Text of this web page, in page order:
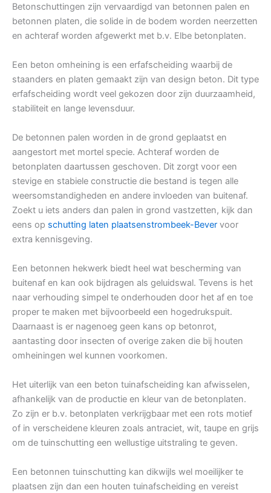
Betonschuttingen zijn vervaardigd van betonnen palen en
betonnen platen, die solide in de bodem worden neerzetten
en achteraf worden afgewerkt met b.v. Elbe betonplaten.
Een beton omheining is een erfafscheiding waarbij de
staanders en platen gemaakt zijn van design beton. Dit type
erfafscheiding wordt veel gekozen door zijn duurzaamheid,
stabiliteit en lange levensduur.
De betonnen palen worden in de grond geplaatst en
aangestort met mortel specie. Achteraf worden de
betonplaten daartussen geschoven. Dit zorgt voor een
stevige en stabiele constructie die bestand is tegen alle
weersomstandigheden en andere invloeden van buitenaf.
Zoekt u iets anders dan palen in grond vastzetten, kijk dan
eens op schutting laten plaatsenstrombeek-Bever voor
extra kennisgeving.
Een betonnen hekwerk biedt heel wat bescherming van
buitenaf en kan ook bijdragen als geluidswal. Tevens is het
naar verhouding simpel te onderhouden door het af en toe
proper te maken met bijvoorbeeld een hogedrukspuit.
Daarnaast is er nagenoeg geen kans op betonrot,
aantasting door insecten of overige zaken die bij houten
omheiningen wel kunnen voorkomen.
Het uiterlijk van een beton tuinafscheiding kan afwisselen,
afhankelijk van de productie en kleur van de betonplaten.
Zo zijn er b.v. betonplaten verkrijgbaar met een rots motief
of in verscheidene kleuren zoals antraciet, wit, taupe en grijs
om de tuinschutting een wellustige uitstraling te geven.
Een betonnen tuinschutting kan dikwijls wel moeilijker te
plaatsen zijn dan een houten tuinafscheiding en vereist